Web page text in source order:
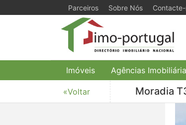
Parceiros Sobre Nós
Imóveis Agências
«Voltar Moradia